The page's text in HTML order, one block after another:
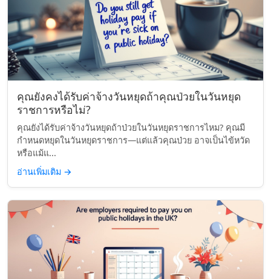
คุณยังคงได้รับค่าจ้างวันหยุดถ้าคุณป่วยในวันหยุด
ราชการหรือไม่?
คุณยังได้รับค่าจ้างวันหยุดถ้าป่วยในวันหยุดราชการไหม? คุณมี
กำหนดหยุดในวันหยุดราชการ—แต่แล้วคุณป่วย อาจเป็นไข้หวัด
หรือแม้แ...
อ่านเพิ่มเติม →